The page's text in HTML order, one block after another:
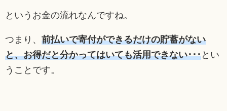
というお金の流れなんですね。
つまり、 前払いで寄付ができるだけの貯蓄がない
と、お得だと分かってはいても活用できない･･･とい
うことです。